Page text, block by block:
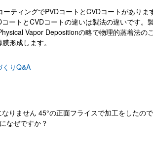
ティングでPVDコートとCVDコートがありま
ートとCVDコートの違いは製法の違いです。
Vapor Depositionの略で物理的蒸着法の
形成します。
くりQ&A
りません 45°の正面フライスで加工をしたの
なぜですか？